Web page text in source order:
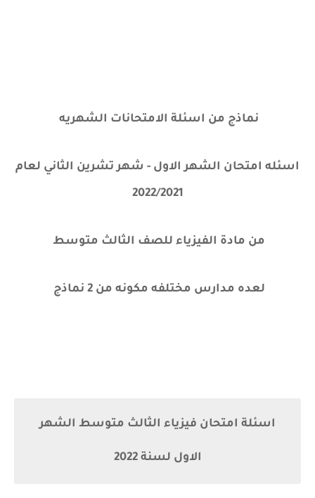
نماذج من اسئلة الامتحانات الشهريه
اسئله امتحان الشهر الاول - شهر تشرين الثاني لعام
2022/2021
من مادة الفيزياء للصف الثالث متوسط
لعده مدارس مختلفه مكونه من 2 نماذج
اسئلة امتحان فيزياء الثالث متوسط الشهر
الاول لسنة 2022